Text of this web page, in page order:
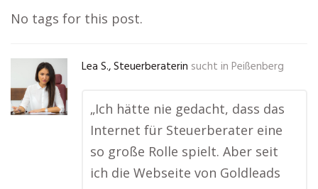
No tags for this post.
Lea S., Steuerberaterin sucht in Peißenberg
„Ich hätte nie gedacht, dass das
Internet für Steuerberater eine
so große Rolle spielt. Aber seit
ich die Webseite von Goldleads